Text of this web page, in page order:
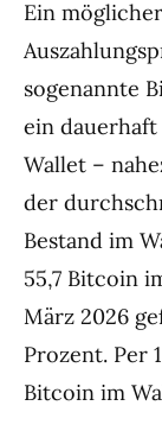
Ein
sogenannte
ein
Wallet –
der
Bestand im
55,7 Bitcoin
März 2026
Prozent. Per
Bitcoin im